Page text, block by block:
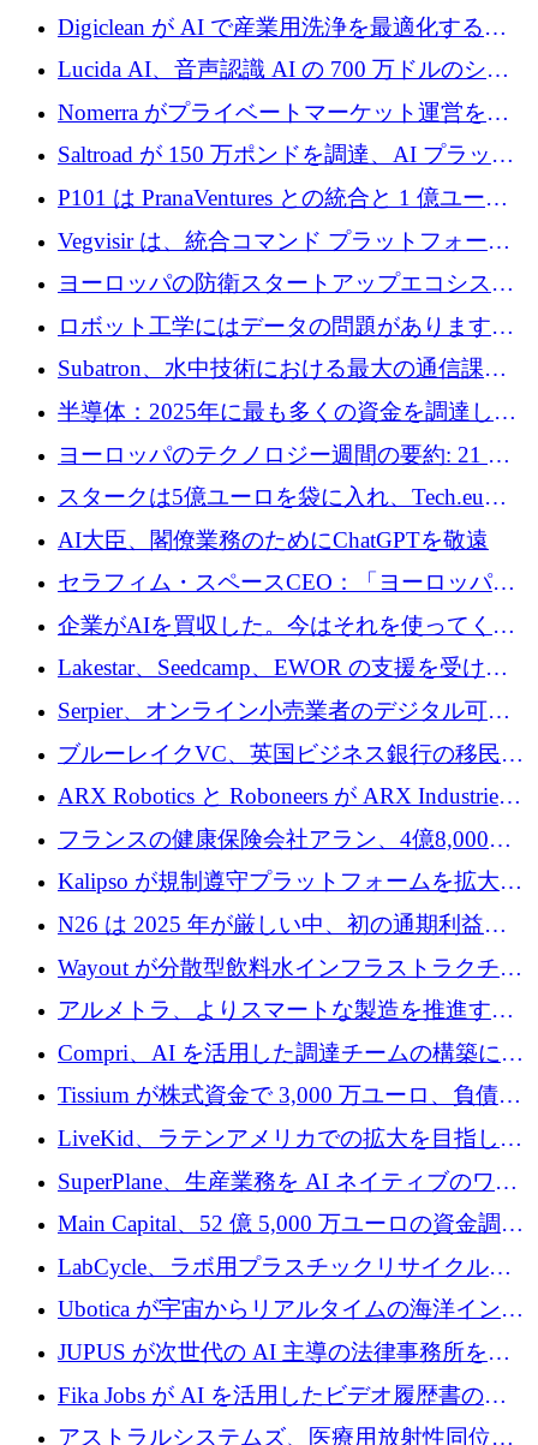
ンペーンを自動化するためにシリーズ A で
720 万ドルを調達
Digiclean が AI で産業用洗浄を最適化するた
めに 250 万ユーロを調達
Lucida AI、音声認識 AI の 700 万ドルのシー
ドラウンドを終了
Nomerra がプライベートマーケット運営を自
動化するために 200 万ドルを調達
Saltroad が 150 万ポンドを調達、AI プラット
フォーム Ogma を買収して子ども向け言語療
法を拡大
P101 は PranaVentures との統合と 1 億ユーロ
のファンドによりシード投資に拡大
Vegvisir は、統合コマンド プラットフォーム
を通じて関連する無人システムを接続するた
めの資金を調達します
ヨーロッパの防衛スタートアップエコシステ
ムとなったハッカソン
ロボット工学にはデータの問題があります。
Macrodata Labs はそれを解決したいと考えて
Subatron、水中技術における最大の通信課題
の 1 つに取り組むために 16 万 2,000 ユーロを
確保
半導体：2025年に最も多くの資金を調達した
10社
ヨーロッパのテクノロジー週間の要約: 21 億
ユーロの取引と Tech.eu Funding Explorer
スタークは5億ユーロを袋に入れ、Tech.eu
Funding Explorerの立ち上げ、そしてルクセン
ブルクの大きな野望
AI大臣、閣僚業務のためにChatGPTを敬遠
セラフィム・スペースCEO：「ヨーロッパは
追いつきつつある」
企業がAIを買収した。今はそれを使ってくれ
る人々が必要です
Lakestar、Seedcamp、EWOR の支援を受け、
SE3 が自律システム用の空間 AI プラットフォ
ームを発表
Serpier、オンライン小売業者のデジタル可視
性向上を支援するために 140 万ユーロを調達
ブルーレイクVC、英国ビジネス銀行の移民主
導スタートアップ支援で初のファンド獲得に
ARX Robotics と Roboneers が ARX Industries
を設立し、無人地上車両の生産を拡大
フランスの健康保険会社アラン、4億8,000万
ユーロの資金調達ラウンドで合意
Kalipso が規制遵守プラットフォームを拡大す
るために 320 万ドルを調達
N26 は 2025 年が厳しい中、初の通期利益を
達成
Wayout が分散型飲料水インフラストラクチャ
プラットフォームを拡張するために 242 万ユ
ーロを調達
アルメトラ、よりスマートな製造を推進する
ためにシリーズ A で 1,630 万ユーロを確保
Compri、AI を活用した調達チームの構築に
320 万ユーロを確保
Tissium が株式資金で 3,000 万ユーロ、負債で
3,000 万ユーロを調達
LiveKid、ラテンアメリカでの拡大を目指して
Aldea を買収
SuperPlane、生産業務を AI ネイティブのワー
クフロー層に変えるために 260 万ドルを確保
Main Capital、52 億 5,000 万ユーロの資金調達
でエンタープライズ ソフトウェアの開発を倍
LabCycle、ラボ用プラスチックリサイクルシ
ステムを商業化し、焼却廃棄物を削減するた
めに43万ポンドを確保
Ubotica が宇宙からリアルタイムの海洋インテ
リジェンスを拡張するために 1,100 万ドルを
JUPUS が次世代の AI 主導の法律事務所を強
化するために 1,300 万ユーロを調達
Fika Jobs が AI を活用したビデオ履歴書のた
めに 400 万ドルを調達
アストラルシステムズ、医療用放射性同位元